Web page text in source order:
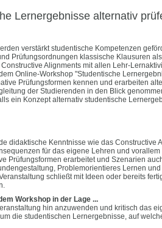
Lernergebnisse alternativ
verstärkt studentische Kompetenzen
Prüfungsordnungen klassische Klausuren
Alignments mit allen Lehr-
Online-Workshop "Studentische
Prüfungsformen kennen und erarbeiten
der Studierenden in den Blick
ein Konzept alternativ studentische
didaktische Kenntnisse wie das
für das eigene Lehren und
Prüfungsformen erarbeitet und Szenarien
Problemorientieres Lernen
schließt mit Ideen oder bereits
Workshop in der Lage ...
hin anzuwenden und kritisch das
die studentischen Lernergebnisse, auf